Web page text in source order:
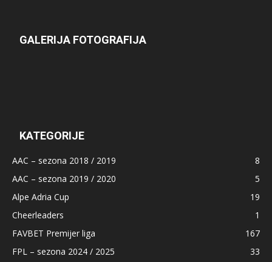
GALERIJA FOTOGRAFIJA
KATEGORIJE
AAC – sezona 2018 / 2019
8
AAC – sezona 2019 / 2020
5
Alpe Adria Cup
19
Cheerleaders
1
FAVBET Premijer liga
167
FPL – sezona 2024 / 2025
33